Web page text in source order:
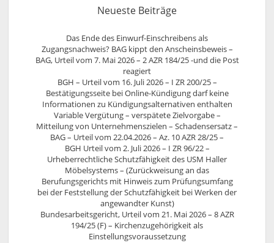
Neueste Beiträge
Das Ende des Einwurf-Einschreibens als
Zugangsnachweis? BAG kippt den Anscheinsbeweis –
BAG, Urteil vom 7. Mai 2026 – 2 AZR 184/25 -und die Post
reagiert
BGH – Urteil vom 16. Juli 2026 – I ZR 200/25 –
Bestätigungsseite bei Online-Kündigung darf keine
Informationen zu Kündigungsalternativen enthalten
Variable Vergütung – verspätete Zielvorgabe –
Mitteilung von Unternehmenszielen – Schadensersatz –
BAG – Urteil vom 22.04.2026 – Az. 10 AZR 28/25 –
BGH Urteil vom 2. Juli 2026 – I ZR 96/22 –
Urheberrechtliche Schutzfähigkeit des USM Haller
Möbelsystems – (Zurückweisung an das
Berufungsgerichts mit Hinweis zum Prüfungsumfang
bei der Feststellung der Schutzfähigkeit bei Werken der
angewandter Kunst)
Bundesarbeitsgericht, Urteil vom 21. Mai 2026 – 8 AZR
194/25 (F) – Kirchenzugehörigkeit als
Einstellungsvoraussetzung